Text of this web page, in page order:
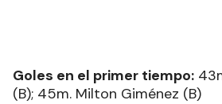
Goles en el primer tiempo:
(B); 45m. Milton Giménez (B)